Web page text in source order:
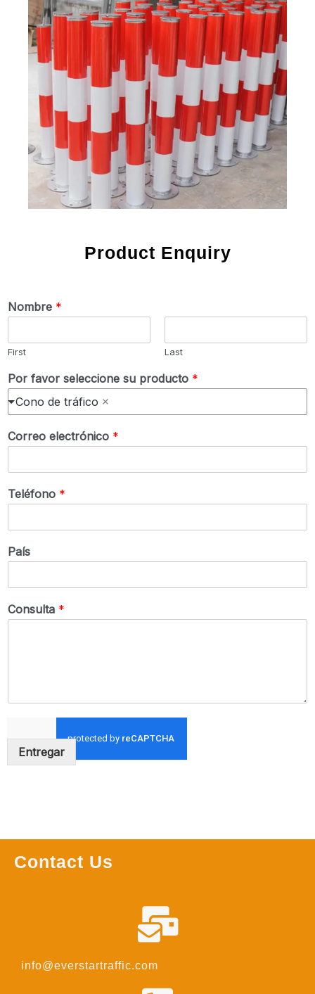
Product Enquiry
Nombre *
First Last
Por favor seleccione su producto *
Cono de tráfico
Correo electrónico *
Teléfono *
País
Consulta *
Entregar
Contact Us
info@everstartraffic.com